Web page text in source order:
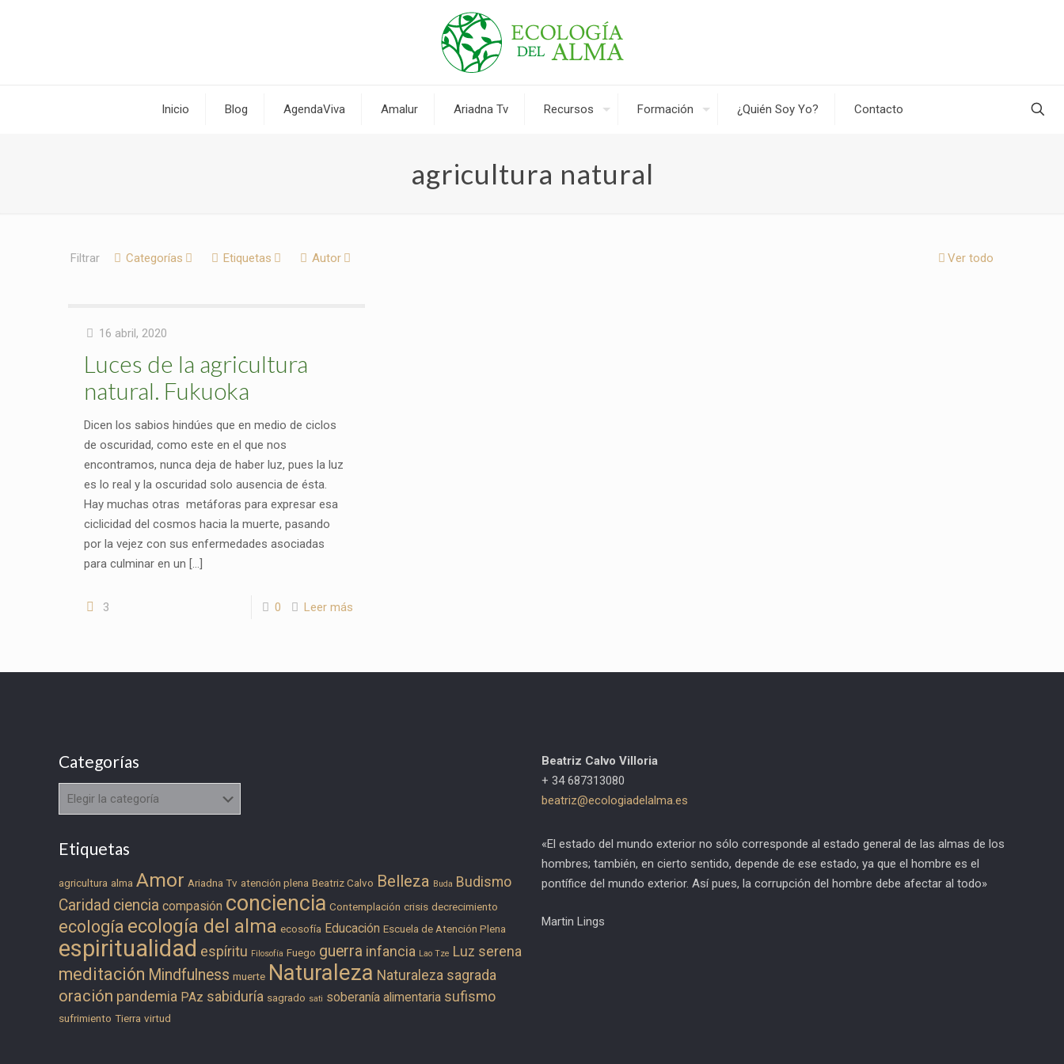
Inicio Blog AgendaViva Amalur Ariadna Tv Recursos Formación ¿Quién Soy Yo? Contacto
agricultura natural
Filtrar Categorías Etiquetas Autor Ver todo
16 abril, 2020
Luces de la agricultura
natural. Fukuoka
Dicen los sabios hindúes que en medio de ciclos
de oscuridad, como este en el que nos
encontramos, nunca deja de haber luz, pues la luz
es lo real y la oscuridad solo ausencia de ésta.
Hay muchas otras metáforas para expresar esa
ciclicidad del cosmos hacia la muerte, pasando
por la vejez con sus enfermedades asociadas
para culminar en un […]
3 0 Leer más
Categorías
Categorías
Etiquetas
agricultura alma Amor Ariadna Tv atención plena Beatriz Calvo Belleza Buda Budismo
Caridad ciencia compasión conciencia Contemplación crisis decrecimiento
ecología ecología del alma ecosofía Educación Escuela de Atención Plena
espiritualidad espíritu Filosofía Fuego guerra infancia Lao Tze Luz serena
meditación Mindfulness muerte Naturaleza Naturaleza sagrada
oración pandemia PAz sabiduría sagrado sati soberanía alimentaria sufismo
sufrimiento Tierra virtud
Beatriz Calvo Villoria
+ 34 687313080
beatriz@ecologiadelalma.es
«El estado del mundo exterior no sólo corresponde al estado general de las almas de los
hombres; también, en cierto sentido, depende de ese estado, ya que el hombre es el
pontífice del mundo exterior. Así pues, la corrupción del hombre debe afectar al todo»
Martin Lings